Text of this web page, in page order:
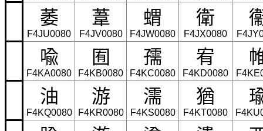
萎
F4JU0080
葦
F4JV0080
蝟
F4JW0080
衛
F4JX0080
喩
F4KA0080
囿
F4KB0080
孺
F4KC0080
宥
F4KD0080
油
F4KQ0080
游
F4KR0080
濡
F4KS0080
猶
F4KT0080